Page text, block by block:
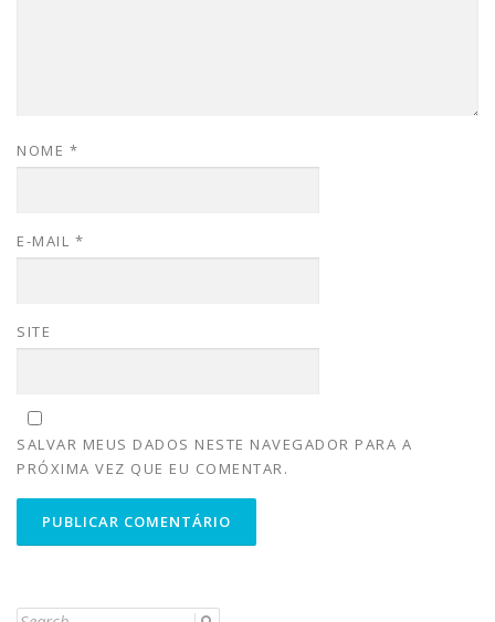
NOME *
E-MAIL *
SITE
SALVAR MEUS DADOS NESTE NAVEGADOR PARA A
PRÓXIMA VEZ QUE EU COMENTAR.
Search